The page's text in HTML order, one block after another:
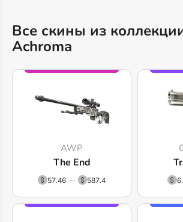
Все скины из
Achroma
AWP
The End
57.46 587.4